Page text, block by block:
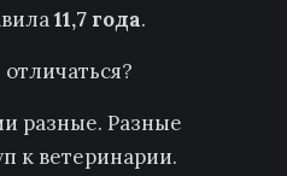
11,7 года.
разные. Разные
к ветеринарии.